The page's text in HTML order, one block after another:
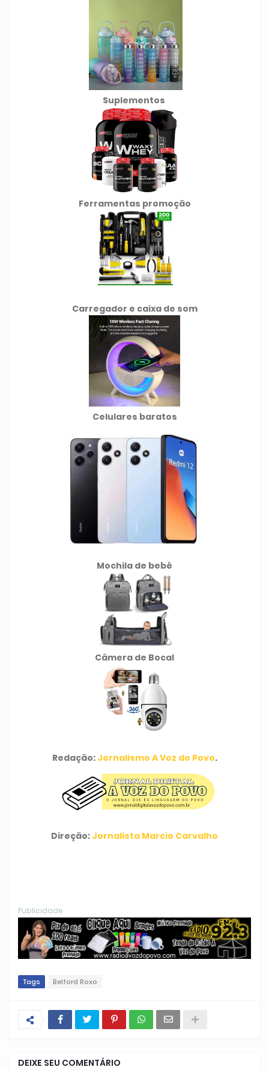
Suplementos
Ferramentas promoção
Carregador e caixa de som
Celulares baratos
Mochila de bebê
Câmera de Bocal
Redação: Jornalismo A Voz do Povo.
Direção: Jornalista Marcio Carvalho
Publicidade
Tags Belford Roxo
DEIXE SEU COMENTÁRIO